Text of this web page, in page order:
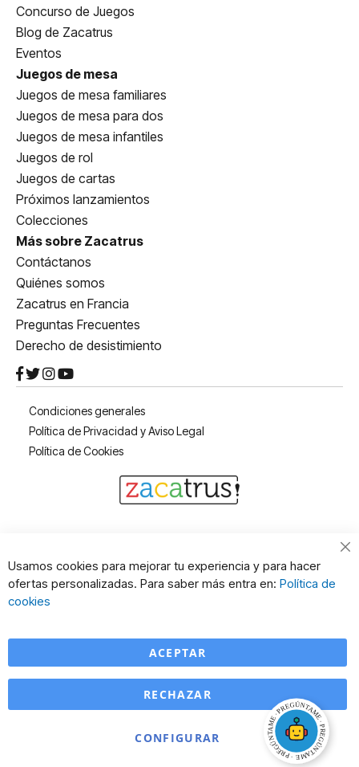
Concurso de Juegos
Blog de Zacatrus
Eventos
Juegos de mesa
Juegos de mesa familiares
Juegos de mesa para dos
Juegos de mesa infantiles
Juegos de rol
Juegos de cartas
Próximos lanzamientos
Colecciones
Más sobre Zacatrus
Contáctanos
Quiénes somos
Zacatrus en Francia
Preguntas Frecuentes
Derecho de desistimiento
Condiciones generales
Política de Privacidad y Aviso Legal
Política de Cookies
Usamos cookies para mejorar tu experiencia y para hacer
ofertas personalizadas. Para saber más entra en: Política de
cookies
ACEPTAR
CONFIGURAR
RECHAZAR